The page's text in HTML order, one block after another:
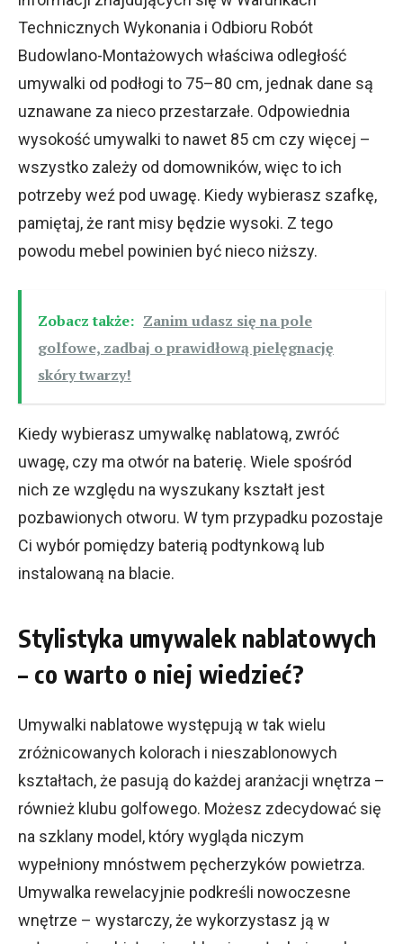
Technicznych Wykonania i Odbioru Robót
Budowlano-Montażowych właściwa odległość
umywalki od podłogi to 75–80 cm, jednak dane są
uznawane za nieco przestarzałe. Odpowiednia
wysokość umywalki to nawet 85 cm czy więcej –
wszystko zależy od domowników, więc to ich
potrzeby weź pod uwagę. Kiedy wybierasz szafkę,
pamiętaj, że rant misy będzie wysoki. Z tego
powodu mebel powinien być nieco niższy.
Zobacz także: Zanim udasz się na pole
golfowe, zadbaj o prawidłową pielęgnację
skóry twarzy!
Kiedy wybierasz umywalkę nablatową, zwróć
uwagę, czy ma otwór na baterię. Wiele spośród
nich ze względu na wyszukany kształt jest
pozbawionych otworu. W tym przypadku pozostaje
Ci wybór pomiędzy baterią podtynkową lub
instalowaną na blacie.
Stylistyka umywalek nablatowych
– co warto o niej wiedzieć?
Umywalki nablatowe występują w tak wielu
zróżnicowanych kolorach i nieszablonowych
kształtach, że pasują do każdej aranżacji wnętrza –
również klubu golfowego. Możesz zdecydować się
na szklany model, który wygląda niczym
wypełniony mnóstwem pęcherzyków powietrza.
Umywalka rewelacyjnie podkreśli nowoczesne
wnętrze – wystarczy, że wykorzystasz ją w